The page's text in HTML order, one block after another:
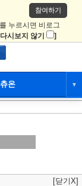
참여하기
를 누르시면 비로그
시보지 않기 ]
츄온 ▼
[닫기X]